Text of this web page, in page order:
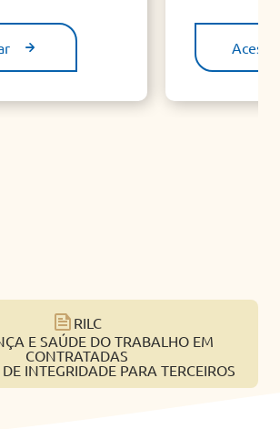
RILC
E SAÚDE DO TRABALHO EM
CONTRATADAS
INTEGRIDADE PARA TERCEIROS